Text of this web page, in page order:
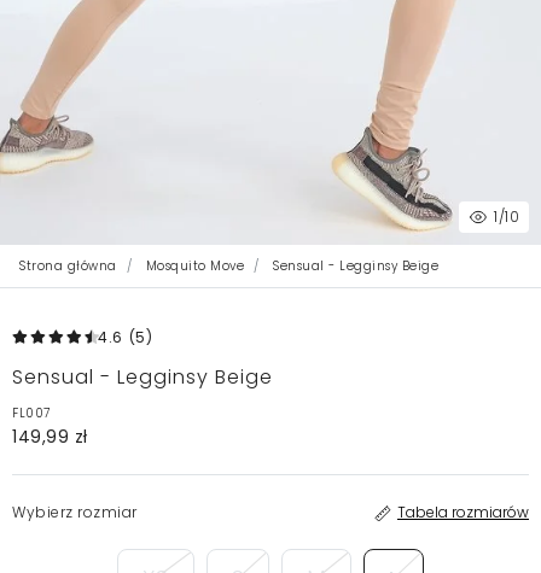
1/10
Strona główna Mosquito Move Sensual - Legginsy Beige
4.6 (5)
Sensual - Legginsy Beige
FL007
149,99 zł
Wybierz rozmiar Tabela rozmiarów